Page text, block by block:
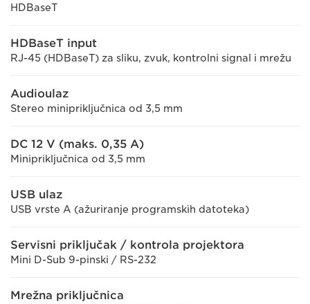
HDBaseT
HDBaseT input
RJ-45 (HDBaseT) za sliku, zvuk, kontrolni signal i mrežu
Audioulaz
Stereo minipriključnica od 3,5 mm
DC 12 V (maks. 0,35 A)
Minipriključnica od 3,5 mm
USB ulaz
USB vrste A (ažuriranje programskih datoteka)
Servisni priključak / kontrola projektora
Mini D-Sub 9-pinski / RS-232
Mrežna priključnica